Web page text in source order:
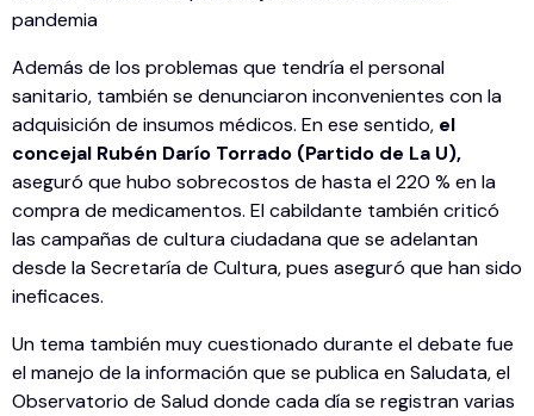
pandemia
Además de los problemas que tendría el personal
sanitario, también se denunciaron inconvenientes con la
adquisición de insumos médicos. En ese sentido, el
concejal Rubén Darío Torrado (Partido de La U),
aseguró que hubo sobrecostos de hasta el 220 % en la
compra de medicamentos. El cabildante también criticó
las campañas de cultura ciudadana que se adelantan
desde la Secretaría de Cultura, pues aseguró que han sido
ineficaces.
Un tema también muy cuestionado durante el debate fue
el manejo de la información que se publica en Saludata, el
Observatorio de Salud donde cada día se registran varias